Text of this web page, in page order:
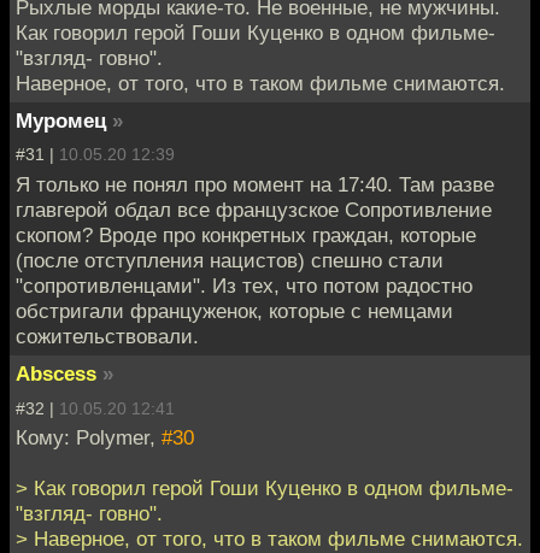
Рыхлые морды какие-то. Не военные, не мужчины.
Как говорил герой Гоши Куценко в одном фильме-
"взгляд- говно".
Наверное, от того, что в таком фильме снимаются.
Муромец »
#31 | 10.05.20 12:39
Я только не понял про момент на 17:40. Там разве
главгерой обдал все французское Сопротивление
скопом? Вроде про конкретных граждан, которые
(после отступления нацистов) спешно стали
"сопротивленцами". Из тех, что потом радостно
обстригали француженок, которые с немцами
сожительствовали.
Abscess »
#32 | 10.05.20 12:41
Кому: Polymer, #30
> Как говорил герой Гоши Куценко в одном фильме-
"взгляд- говно".
> Наверное, от того, что в таком фильме снимаются.